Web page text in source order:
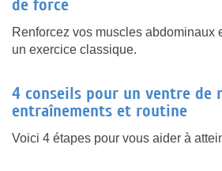
de force
Renforcez vos muscles abdominaux
un exercice classique.
4 conseils pour un ventre de
entraînements et routine
Voici 4 étapes pour vous aider à